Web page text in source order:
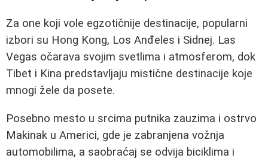
Za one koji vole egzotičnije destinacije, popularni
izbori su Hong Kong, Los Anđeles i Sidnej. Las
Vegas očarava svojim svetlima i atmosferom, dok
Tibet i Kina predstavljaju mistične destinacije koje
mnogi žele da posete.
Posebno mesto u srcima putnika zauzima i ostrvo
Makinak u Americi, gde je zabranjena vožnja
automobilima, a saobraćaj se odvija biciklima i